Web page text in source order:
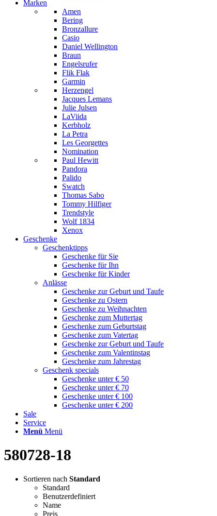
Marken
Amen
Bering
Bronzallure
Casio
Daniel Wellington
Braun
Engelsrufer
Flik Flak
Garmin
Herzengel
Jacques Lemans
Julie Julsen
LaViida
Kerbholz
La Petra
Les Georgettes
Nomination
Paul Hewitt
Pandora
Palido
Swatch
Thomas Sabo
Tommy Hilfiger
Trendstyle
Wolf 1834
Xenox
Geschenke
Geschenktipps
Geschenke für Sie
Geschenke für Ihn
Geschenke für Kinder
Anlässe
Geschenke zur Geburt und Taufe
Geschenke zu Ostern
Geschenke zu Weihnachten
Geschenke zum Muttertag
Geschenke zum Geburtstag
Geschenke zum Vatertag
Geschenke zur Geburt und Taufe
Geschenke zum Valentinstag
Geschenke zum Jahrestag
Geschenk specials
Geschenke unter € 50
Geschenke unter € 70
Geschenke unter € 100
Geschenke unter € 200
Sale
Service
Menü Menü
580728-18
Sortieren nach Standard
Standard
Benutzerdefiniert
Name
Preis